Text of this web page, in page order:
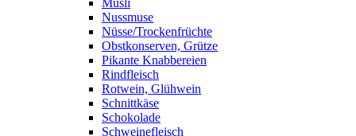
Müsli
Nussmuse
Nüsse/Trockenfrüchte
Obstkonserven, Grütze
Pikante Knabbereien
Rindfleisch
Rotwein, Glühwein
Schnittkäse
Schokolade
Schweinefleisch